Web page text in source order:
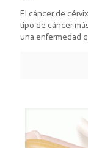
El cáncer de
tipo de cáncer
una enfermedad